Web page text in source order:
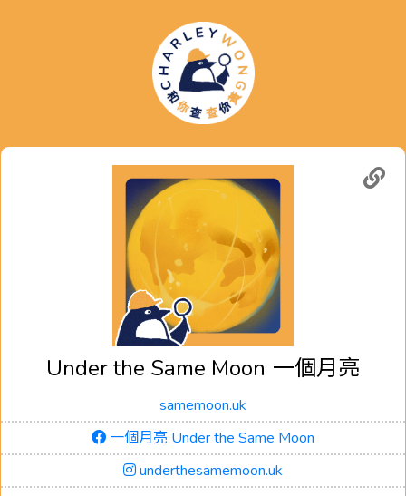
Under the Same Moon 一個月亮
samemoon.uk
一個月亮 Under the Same Moon
underthesamemoon.uk